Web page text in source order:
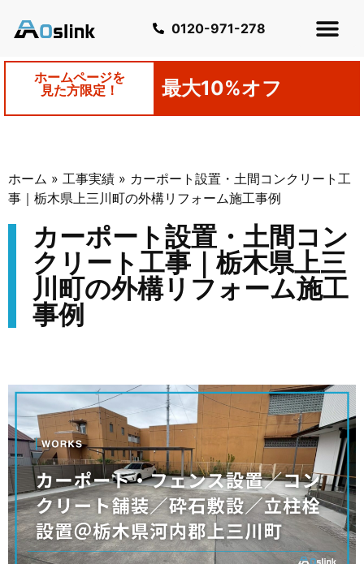
0120-971-278
ホームページを
見た方限定！
最大10%オフ
ホーム » 工事実績 » カーポート設置・土間コンクリート工
事｜栃木県上三川町の外構リフォーム施工事例
カーポート設置・土間コン
クリート工事｜栃木県上三
川町の外構リフォーム施工
事例